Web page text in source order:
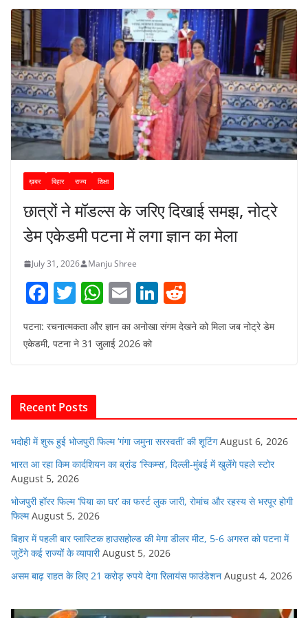
ख़बर बिहार राज्य शिक्षा
छात्रों ने मॉडल्स के जरिए दिखाई समझ, नोट्रे
डेम एकेडमी पटना में लगा ज्ञान का मेला
July 31, 2026 Manju Shree
F
c
o
o
k
T
itt
W
at
p
E
m
ai
Li
n
k
e
d
पटना: रचनात्मकता और ज्ञान का अनोखा संगम देखने को मिला जब नोट्रे डेम
एकेडमी, पटना ने 31 जुलाई 2026 को
Recent Posts
भदोही में शुरू हुई भोजपुरी फिल्म ‘गंगा जमुना सरस्वती’ की शूटिंग August 6, 2026
भारत आ रहा किम कार्दशियन का ब्रांड ‘स्किम्स’, दिल्ली-मुंबई में खुलेंगे पहले स्टोर
August 5, 2026
भोजपुरी हॉरर फिल्म ‘पिया का घर’ का फर्स्ट लुक जारी, रोमांच और रहस्य से भरपूर होगी
फिल्म August 5, 2026
बिहार में पहली बार प्लास्टिक हाउसहोल्ड की मेगा डीलर मीट, 5-6 अगस्त को पटना में
जुटेंगे कई राज्यों के व्यापारी August 5, 2026
असम बाढ़ राहत के लिए 21 करोड़ रुपये देगा रिलायंस फाउंडेशन August 4, 2026